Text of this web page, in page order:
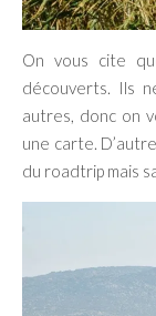
On vous cite
découverts. Ils
autres, donc on
une carte.
du roadtrip mais